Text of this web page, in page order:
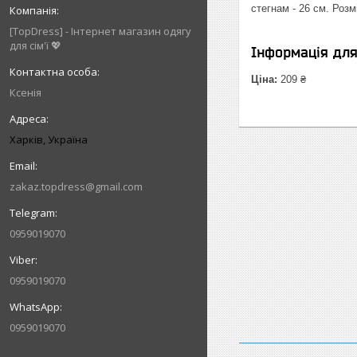
[TopDress] - Інтернет магазин одягу
для сім'ї 💖
Ксенія
Харків, Україна
zakaz.topdress@gmail.com
0959019070
0959019070
0959019070
стегнам - 26 см.
Інформація
Ціна: 209 ₴